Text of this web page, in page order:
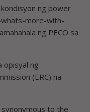
ng power
whats-more-with-
ng PECO sa
opisyal ng
(ERC) na
to the